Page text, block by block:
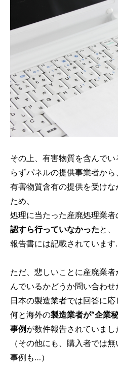
その上、有害物質を含んで
らずパネルの提供事業者から、
有害物質含有の提供を受け
ため、
処理に当たった産廃処理業者
認すら行っていなかったと、
報告書には記載されています
ただ、悲しいことに産廃業
んでいるかどうか問い合わせ
日本の製造業者では回答に応
何と海外の製造業者が“企業
事例 が数件報告されていまし
（その他にも、購入者では
事例も…）